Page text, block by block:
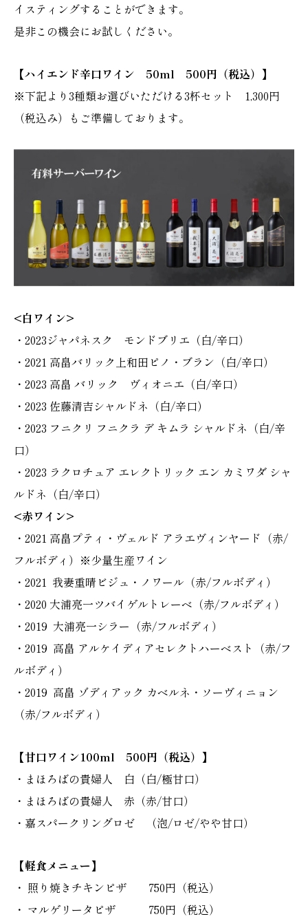
イスティングすることができます。
是非この機会にお試しください。
【ハイエンド辛口ワイン 50ml 500円（税込）】
※下記より3種類お選びいただける3杯セット 1,300円
（税込み）もご準備しております。
<白ワイン>
・2023ジャパネスク モンドブリエ（白/辛口）
・2021 高畠バリック上和田ピノ・ブラン（白/辛口）
・2023 高畠 バリック ヴィオニエ（白/辛口）
・2023 佐藤清吉シャルドネ（白/辛口）
・2023 フニクリ フニクラ デ キムラ シャルドネ（白/辛
口）
・2023 ラクロチュア エレクトリック エン カミワダ シャ
ルドネ（白/辛口）
<赤ワイン>
・2021 高畠プティ・ヴェルド アラエヴィンヤード（赤/
フルボディ）※少量生産ワイン
・2021 我妻重晴ビジュ・ノワール（赤/フルボディ）
・2020 大浦亮一ツバイゲルトレーベ（赤/フルボディ）
・2019 大浦亮一シラー（赤/フルボディ）
・2019 高畠 アルケイディアセレクトハーベスト（赤/フ
ルボディ）
・2019 高畠 ゾディアック カベルネ・ソーヴィニョン
（赤/フルボディ）
【甘口ワイン100ml 500円（税込）】
・まほろばの貴婦人 白（白/極甘口）
・まほろばの貴婦人 赤（赤/甘口）
・嘉スパークリングロゼ （泡/ロゼ/やや甘口）
【軽食メニュー】
・ 照り焼きチキンピザ 750円（税込）
・ マルゲリータピザ 750円（税込）